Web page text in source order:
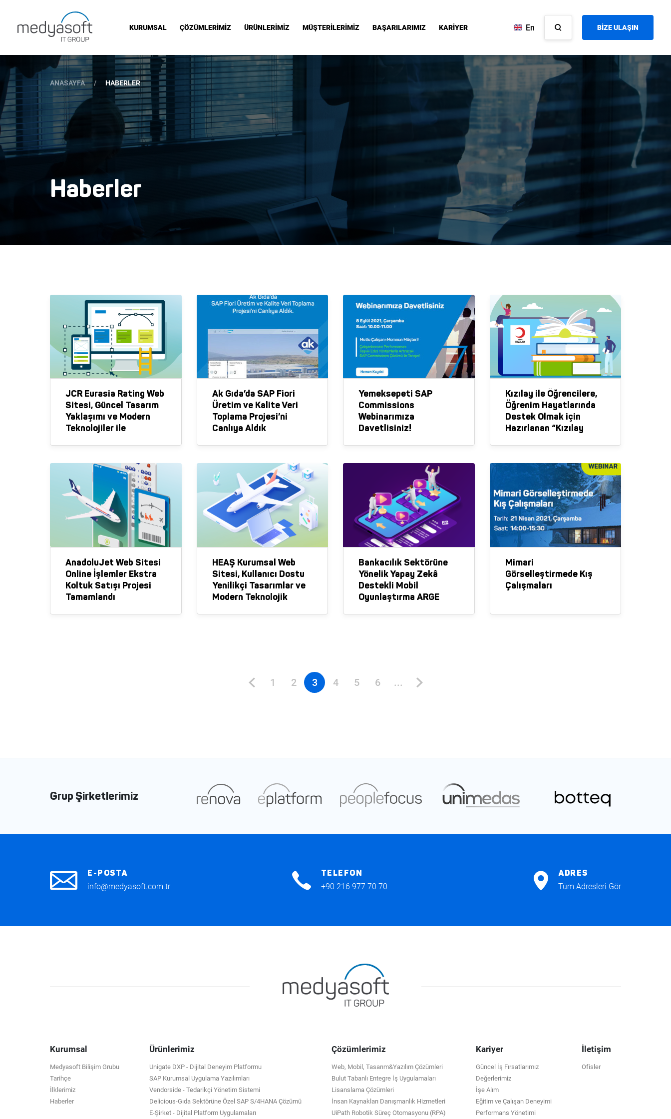
KURUMSAL ÇÖZÜMLERİMİZ ÜRÜNLERİMİZ MÜŞTERİLERİMİZ BAŞARILARIMIZ KARİYER En BİZE ULAŞIN
ANASAYFA HABERLER
Haberler
JCR Eurasia Rating Web
Sitesi, Güncel Tasarım
Yaklaşımı ve Modern
Teknolojiler ile
Ak Gıda’da SAP Fiori
Üretim ve Kalite Veri
Toplama Projesi’ni
Canlıya Aldık
Yemeksepeti SAP
Commissions
Webinarımıza
Davetlisiniz!
Kızılay ile Öğrencilere,
Öğrenim Hayatlarında
Destek Olmak için
Hazırlanan “Kızılay
AnadoluJet Web Sitesi
Online İşlemler Ekstra
Koltuk Satışı Projesi
Tamamlandı
HEAŞ Kurumsal Web
Sitesi, Kullanıcı Dostu
Yenilikçi Tasarımlar ve
Modern Teknolojik
Bankacılık Sektörüne
Yönelik Yapay Zekâ
Destekli Mobil
Oyunlaştırma ARGE
Mimari
Görselleştirmede Kış
Çalışmaları
1 2 3 4 5 6 ...
Grup Şirketlerimiz
E-POSTA
info@medyasoft.com.tr
TELEFON
+90 216 977 70 70
ADRES
Tüm Adresleri Gör
Kurumsal
Medyasoft Bilişim Grubu
Tarihçe
İlklerimiz
Haberler
Ürünlerimiz
Unigate DXP - Dijital Deneyim Platformu
SAP Kurumsal Uygulama Yazılımları
Vendorside - Tedarikçi Yönetim Sistemi
Delicious-Gıda Sektörüne Özel SAP S/4HANA Çözümü
E-Şirket - Dijital Platform Uygulamaları
Çözümlerimiz
Web, Mobil, Tasarım&Yazılım Çözümleri
Bulut Tabanlı Entegre İş Uygulamaları
Lisanslama Çözümleri
İnsan Kaynakları Danışmanlık Hizmetleri
UiPath Robotik Süreç Otomasyonu (RPA)
Kariyer
Güncel İş Fırsatlarımız
Değerlerimiz
İşe Alım
Eğitim ve Çalışan Deneyimi
Performans Yönetimi
İletişim
Ofisler